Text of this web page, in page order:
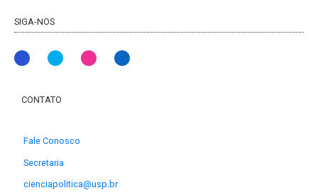
SIGA-NOS
CONTATO
Fale Conosco
Secretaria
cienciapolitica@usp.br